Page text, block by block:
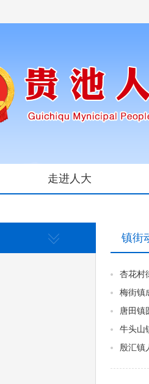
走进人大
镇街
杏花村
梅街镇
唐田镇
牛头山
殷汇镇